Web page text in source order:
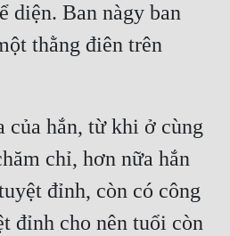
diện. Ban nàgy ban
thằng điên trên
của hắn, từ khi ở cùng
chỉ, hơn nữa hắn
đỉnh, còn có công
đỉnh cho nên tuổi còn